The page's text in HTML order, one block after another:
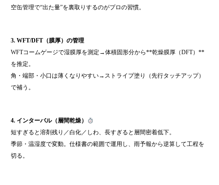
空缶管理で“出た量”を裏取りするのがプロの習慣。
3. WFT/DFT（膜厚）の管理
WFTコームゲージで湿膜厚を測定→体積固形分から**乾燥膜厚（DFT）**
を推定。
角・端部・小口は薄くなりやすい→ストライプ塗り（先行タッチアップ）
で補う。
4. インターバル（層間乾燥）
短すぎると溶剤残り／白化／しわ、長すぎると層間密着低下。
季節・温湿度で変動。仕様書の範囲で運用し、雨予報から逆算して工程を
切る。